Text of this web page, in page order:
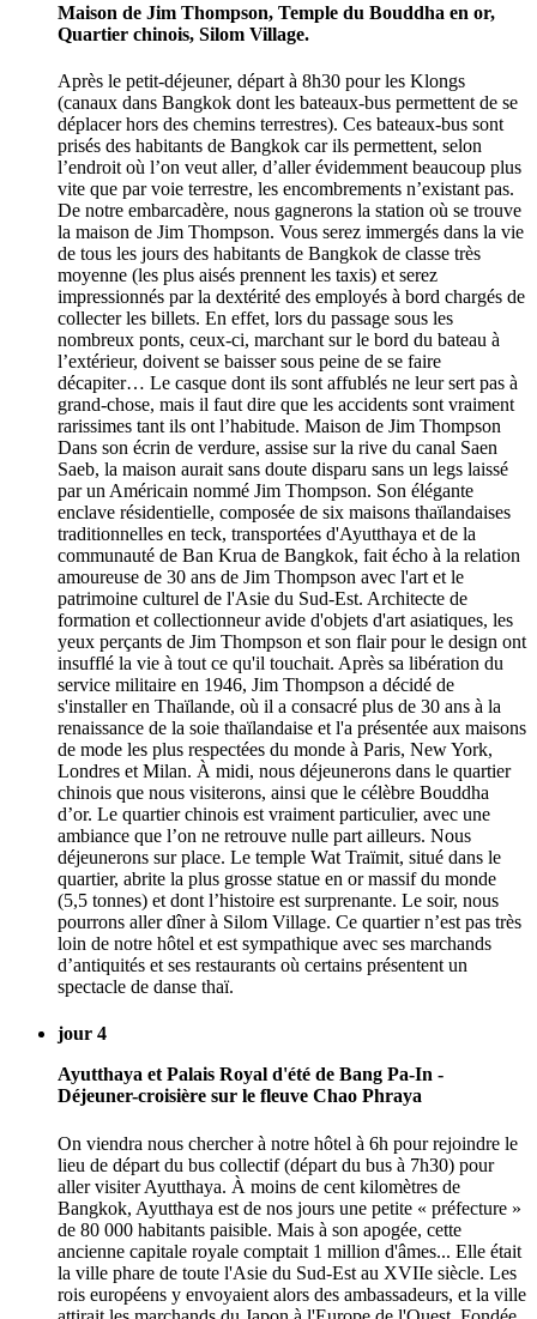
Maison de Jim Thompson, Temple du Bouddha en or,
Quartier chinois, Silom Village.
Après le petit-déjeuner, départ à 8h30 pour les Klongs
(canaux dans Bangkok dont les bateaux-bus permettent de se
déplacer hors des chemins terrestres). Ces bateaux-bus sont
prisés des habitants de Bangkok car ils permettent, selon
l’endroit où l’on veut aller, d’aller évidemment beaucoup plus
vite que par voie terrestre, les encombrements n’existant pas.
De notre embarcadère, nous gagnerons la station où se trouve
la maison de Jim Thompson. Vous serez immergés dans la vie
de tous les jours des habitants de Bangkok de classe très
moyenne (les plus aisés prennent les taxis) et serez
impressionnés par la dextérité des employés à bord chargés de
collecter les billets. En effet, lors du passage sous les
nombreux ponts, ceux-ci, marchant sur le bord du bateau à
l’extérieur, doivent se baisser sous peine de se faire
décapiter… Le casque dont ils sont affublés ne leur sert pas à
grand-chose, mais il faut dire que les accidents sont vraiment
rarissimes tant ils ont l’habitude. Maison de Jim Thompson
Dans son écrin de verdure, assise sur la rive du canal Saen
Saeb, la maison aurait sans doute disparu sans un legs laissé
par un Américain nommé Jim Thompson. Son élégante
enclave résidentielle, composée de six maisons thaïlandaises
traditionnelles en teck, transportées d'Ayutthaya et de la
communauté de Ban Krua de Bangkok, fait écho à la relation
amoureuse de 30 ans de Jim Thompson avec l'art et le
patrimoine culturel de l'Asie du Sud-Est. Architecte de
formation et collectionneur avide d'objets d'art asiatiques, les
yeux perçants de Jim Thompson et son flair pour le design ont
insufflé la vie à tout ce qu'il touchait. Après sa libération du
service militaire en 1946, Jim Thompson a décidé de
s'installer en Thaïlande, où il a consacré plus de 30 ans à la
renaissance de la soie thaïlandaise et l'a présentée aux maisons
de mode les plus respectées du monde à Paris, New York,
Londres et Milan. À midi, nous déjeunerons dans le quartier
chinois que nous visiterons, ainsi que le célèbre Bouddha
d’or. Le quartier chinois est vraiment particulier, avec une
ambiance que l’on ne retrouve nulle part ailleurs. Nous
déjeunerons sur place. Le temple Wat Traïmit, situé dans le
quartier, abrite la plus grosse statue en or massif du monde
(5,5 tonnes) et dont l’histoire est surprenante. Le soir, nous
pourrons aller dîner à Silom Village. Ce quartier n’est pas très
loin de notre hôtel et est sympathique avec ses marchands
d’antiquités et ses restaurants où certains présentent un
spectacle de danse thaï.
jour 4
Ayutthaya et Palais Royal d'été de Bang Pa-In -
Déjeuner-croisière sur le fleuve Chao Phraya
On viendra nous chercher à notre hôtel à 6h pour rejoindre le
lieu de départ du bus collectif (départ du bus à 7h30) pour
aller visiter Ayutthaya. À moins de cent kilomètres de
Bangkok, Ayutthaya est de nos jours une petite « préfecture »
de 80 000 habitants paisible. Mais à son apogée, cette
ancienne capitale royale comptait 1 million d'âmes... Elle était
la ville phare de toute l'Asie du Sud-Est au XVIIe siècle. Les
rois européens y envoyaient alors des ambassadeurs, et la ville